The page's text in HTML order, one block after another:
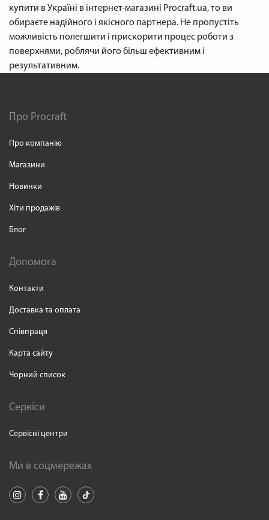
купити в Україні в інтернет-магазині Procraft.ua, то ви
обираєте надійного і якісного партнера. Не пропустіть
можливість полегшити і прискорити процес роботи з
поверхнями, роблячи його більш ефективним і
результативним.
Про Procraft
Про компанію
Магазини
Новинки
Хіти продажів
Блог
Допомога
Контакти
Доставка та оплата
Співпраця
Карта сайту
Чорний список
Сервіси
Сервісні центри
Ми в соцмережах